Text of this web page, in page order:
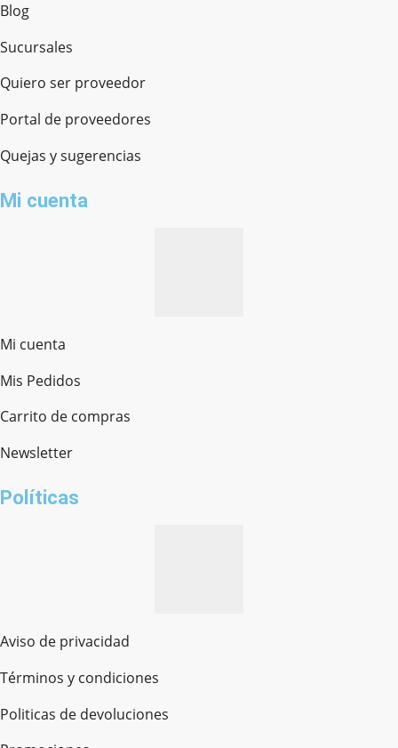
Blog
Sucursales
Quiero ser proveedor
Portal de proveedores
Quejas y sugerencias
Mi cuenta
Mi cuenta
Mis Pedidos
Carrito de compras
Newsletter
Políticas
Aviso de privacidad
Términos y condiciones
Politicas de devoluciones